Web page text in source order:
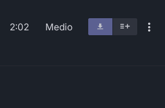
2:02 Medio